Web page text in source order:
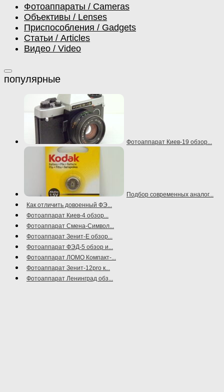
Фотоаппараты / Cameras
Объективы / Lenses
Приспособления / Gadgets
Статьи / Articles
Видео / Video
Фотоаппарат Киев-19 обзор...
Подбор современных аналог...
Как отличить довоенный ФЭ...
Фотоаппарат Киев-4 обзор...
Фотоаппарат Смена-Символ...
Фотоаппарат Зенит-Е обзор...
Фотоаппарат ФЭД-5 обзор и...
Фотоаппарат ЛОМО Компакт-...
Фотоаппарат Зенит-12pro к...
Фотоаппарат Ленинград обз...